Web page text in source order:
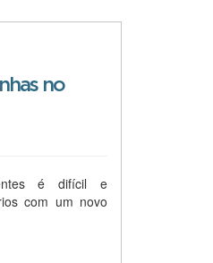
no
é difícil e
com um novo